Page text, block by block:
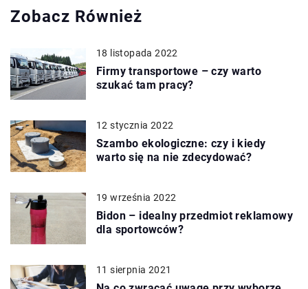
Zobacz Również
18 listopada 2022
Firmy transportowe – czy warto
szukać tam pracy?
12 stycznia 2022
Szambo ekologiczne: czy i kiedy
warto się na nie zdecydować?
19 września 2022
Bidon – idealny przedmiot reklamowy
dla sportowców?
11 sierpnia 2021